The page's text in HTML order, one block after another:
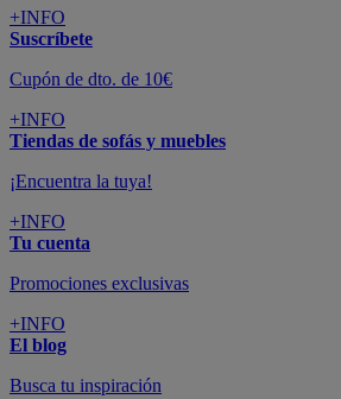
+INFO
Suscríbete
Cupón de dto. de 10€
+INFO
Tiendas de sofás y muebles
¡Encuentra la tuya!
+INFO
Tu cuenta
Promociones exclusivas
+INFO
El blog
Busca tu inspiración